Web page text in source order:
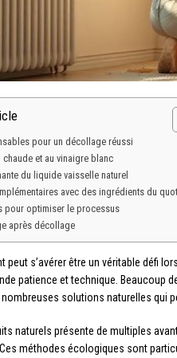
pour un décollage réussi
chaude et au vinaigre blanc
du liquide vaisselle naturel
avec des ingrédients du
pour optimiser le processus
après décollage
peut s’avérer être un véritable défi
patience et technique. Beaucoup
solutions naturelles qui
naturels présente de multiples
méthodes écologiques sont